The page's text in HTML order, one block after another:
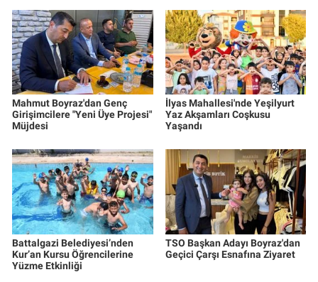
Mahmut Boyraz'dan Genç
Girişimcilere "Yeni Üye Projesi"
Müjdesi
İlyas Mahallesi'nde Yeşilyurt
Yaz Akşamları Coşkusu
Yaşandı
Battalgazi Belediyesi’nden
Kur’an Kursu Öğrencilerine
Yüzme Etkinliği
TSO Başkan Adayı Boyraz'dan
Geçici Çarşı Esnafına Ziyaret